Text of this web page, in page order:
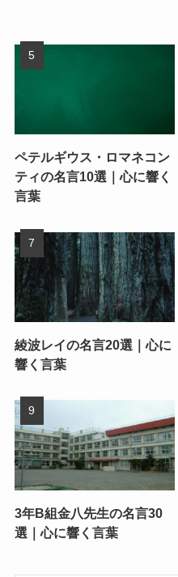
ペテルギウス・ロマネコン
ティの名言10選｜心に響く
言葉
綾波レイの名言20選｜心に
響く言葉
3年B組金八先生の名言30
選｜心に響く言葉